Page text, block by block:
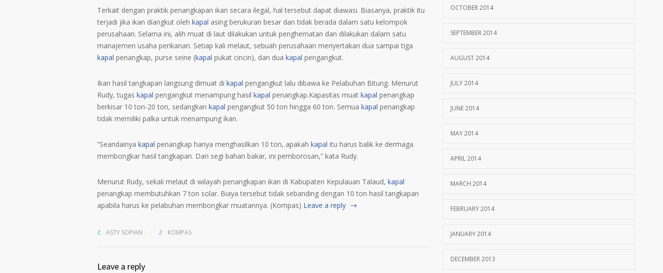
Terkait dengan praktik penangkapan ikan secara ilegal, hal tersebut dapat diawasi. Biasanya, praktik itu
terjadi jika ikan diangkut oleh kapal asing berukuran besar dan tidak berada dalam satu kelompok
perusahaan. Selama ini, alih muat di laut dilakukan untuk penghematan dan dilakukan dalam satu
manajemen usaha perikanan. Setiap kali melaut, sebuah perusahaan menyertakan dua sampai tiga
kapal penangkap, purse seine (kapal pukat cincin), dan dua kapal pengangkut.
Ikan hasil tangkapan langsung dimuat di kapal pengangkut lalu dibawa ke Pelabuhan Bitung. Menurut
Rudy, tugas kapal pengangkut menampung hasil kapal penangkap.Kapasitas muat kapal penangkap
berkisar 10 ton-20 ton, sedangkan kapal pengangkut 50 ton hingga 60 ton. Semua kapal penangkap
tidak memiliki palka untuk menampung ikan.
”Seandainya kapal penangkap hanya menghasilkan 10 ton, apakah kapal itu harus balik ke dermaga
membongkar hasil tangkapan. Dari segi bahan bakar, ini pemborosan,” kata Rudy.
Menurut Rudy, sekali melaut di wilayah penangkapan ikan di Kabupaten Kepulauan Talaud, kapal
penangkap membutuhkan 7 ton solar. Biaya tersebut tidak sebanding dengan 10 ton hasil tangkapan
apabila harus ke pelabuhan membongkar muatannya. (Kompas) Leave a reply
ASTY SOPIAN KOMPAS
Leave a reply
OCTOBER 2014
SEPTEMBER 2014
AUGUST 2014
JULY 2014
JUNE 2014
MAY 2014
APRIL 2014
MARCH 2014
FEBRUARY 2014
JANUARY 2014
DECEMBER 2013